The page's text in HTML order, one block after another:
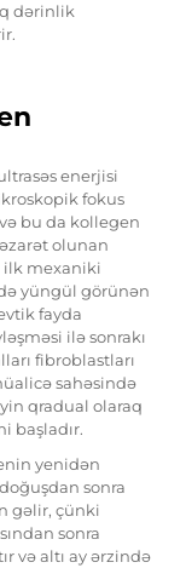
dərinlik
enerjisi
fokus
bu da kollegen
olunan
ilk mexaniki
yüngül görünən
fayda
ilə sonrakı
fibroblastları
sahəsində
qradual olaraq
başladır.
yenidən
sonra
gəlir, çünki
sonra
və altı ay ərzində